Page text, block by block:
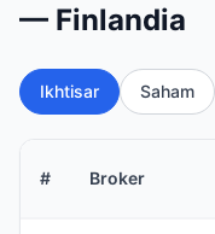
— Finlandia
Ikhtisar Saham
# Broker